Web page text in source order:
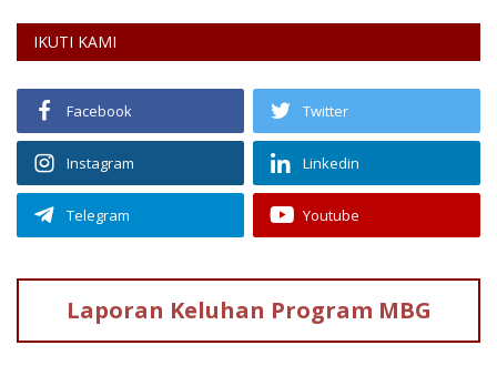
IKUTI KAMI
Facebook Twitter
Instagram Linkedin
Telegram Youtube
Laporan Keluhan Program MBG